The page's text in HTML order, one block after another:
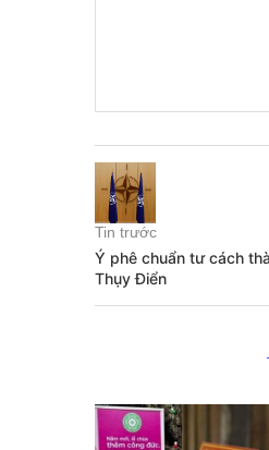
Tin trước
Ý phê chuẩn tư cách
Thụy Điển